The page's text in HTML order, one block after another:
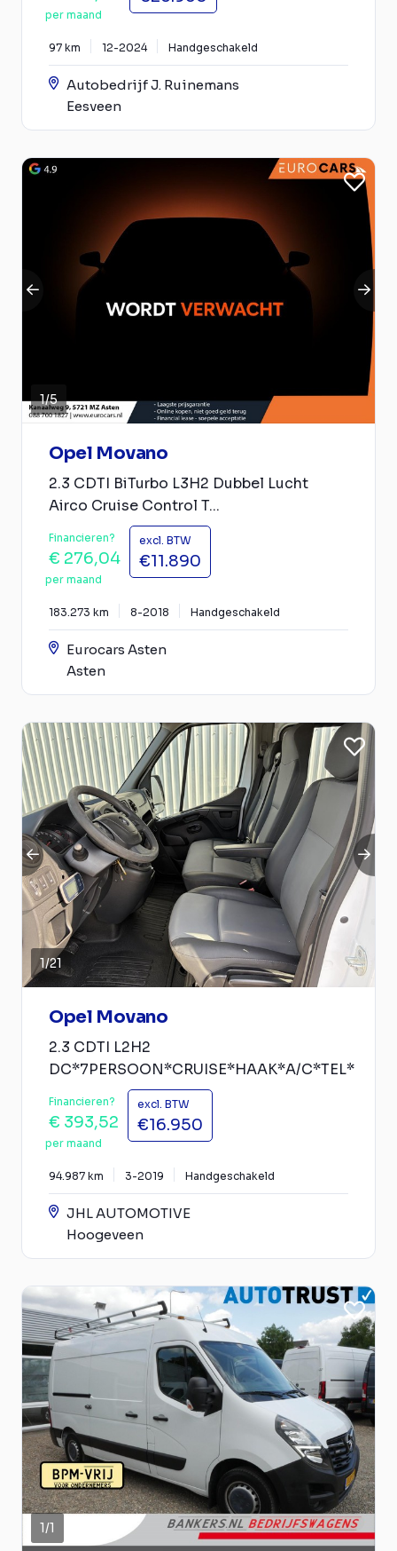
per maand
97 km 12-2024 Handgeschakeld
Autobedrijf J. Ruinemans
Eesveen
1/5
Opel Movano
2.3 CDTI BiTurbo L3H2 Dubbel Lucht
Airco Cruise Control T...
Financieren?
€ 276,04
per maand
excl. BTW
€11.890
183.273 km 8-2018 Handgeschakeld
Eurocars Asten
Asten
1/21
Opel Movano
2.3 CDTI L2H2
DC*7PERSOON*CRUISE*HAAK*A/C*TEL*
Financieren?
€ 393,52
per maand
excl. BTW
€16.950
94.987 km 3-2019 Handgeschakeld
JHL AUTOMOTIVE
Hoogeveen
1/1